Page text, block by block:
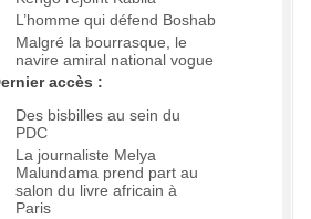
L’homme qui défend Boshab
Malgré la bourrasque, le
navire amiral national vogue
accès :
Des bisbilles au sein du
PDC
La journaliste Melya
Malundama prend part au
salon du livre africain à
Paris